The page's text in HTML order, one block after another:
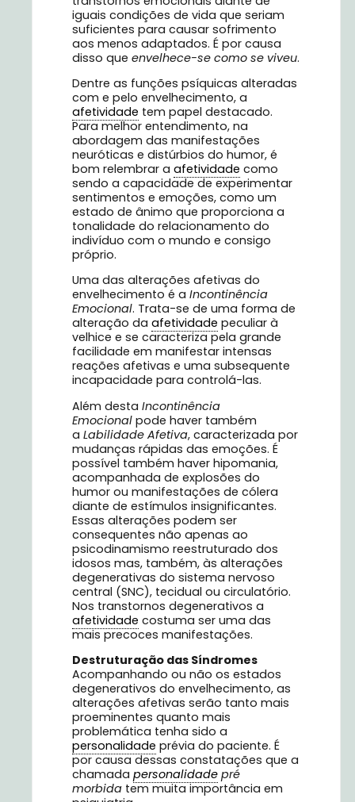
iguais condições de vida que seriam
suficientes para causar sofrimento
aos menos adaptados. É por causa
disso que envelhece-se como se viveu.
Dentre as funções psíquicas alteradas
com e pelo envelhecimento, a
afetividade tem papel destacado.
Para melhor entendimento, na
abordagem das manifestações
neuróticas e distúrbios do humor, é
bom relembrar a afetividade como
sendo a capacidade de experimentar
sentimentos e emoções, como um
estado de ânimo que proporciona a
tonalidade do relacionamento do
indivíduo com o mundo e consigo
próprio.
Uma das alterações afetivas do
envelhecimento é a Incontinência
Emocional. Trata-se de uma forma de
alteração da afetividade peculiar à
velhice e se caracteriza pela grande
facilidade em manifestar intensas
reações afetivas e uma subsequente
incapacidade para controlá-las.
Além desta Incontinência
Emocional pode haver também
a Labilidade Afetiva, caracterizada por
mudanças rápidas das emoções. É
possível também haver hipomania,
acompanhada de explosões do
humor ou manifestações de cólera
diante de estímulos insignificantes.
Essas alterações podem ser
consequentes não apenas ao
psicodinamismo reestruturado dos
idosos mas, também, às alterações
degenerativas do sistema nervoso
central (SNC), tecidual ou circulatório.
Nos transtornos degenerativos a
afetividade costuma ser uma das
mais precoces manifestações.
Destruturação das Síndromes
Acompanhando ou não os estados
degenerativos do envelhecimento, as
alterações afetivas serão tanto mais
proeminentes quanto mais
problemática tenha sido a
personalidade prévia do paciente. É
por causa dessas constatações que a
chamada personalidade pré
morbida tem muita importância em